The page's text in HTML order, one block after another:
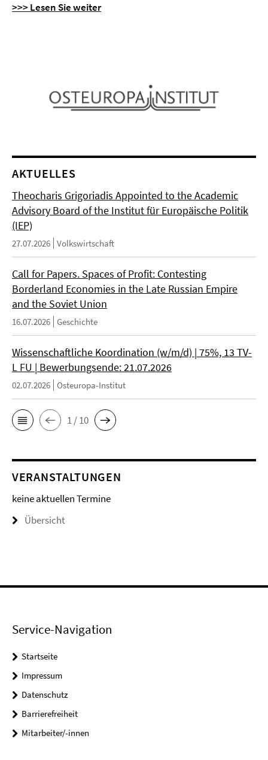
>>> Lesen Sie weiter
AKTUELLES
Theocharis Grigoriadis Appointed to the Academic
Advisory Board of the Institut für Europäische Politik
(IEP)
27.07.2026 Volkswirtschaft
Call for Papers. Spaces of Profit: Contesting
Borderland Economies in the Late Russian Empire
and the Soviet Union
16.07.2026 Geschichte
Wissenschaftliche Koordination (w/m/d) | 75%, 13 TV-
L FU | Bewerbungsende: 21.07.2026
02.07.2026 Osteuropa-Institut
1 / 10
VERANSTALTUNGEN
keine aktuellen Termine
Übersicht
Service-Navigation
Startseite
Impressum
Datenschutz
Barrierefreiheit
Mitarbeiter/-innen